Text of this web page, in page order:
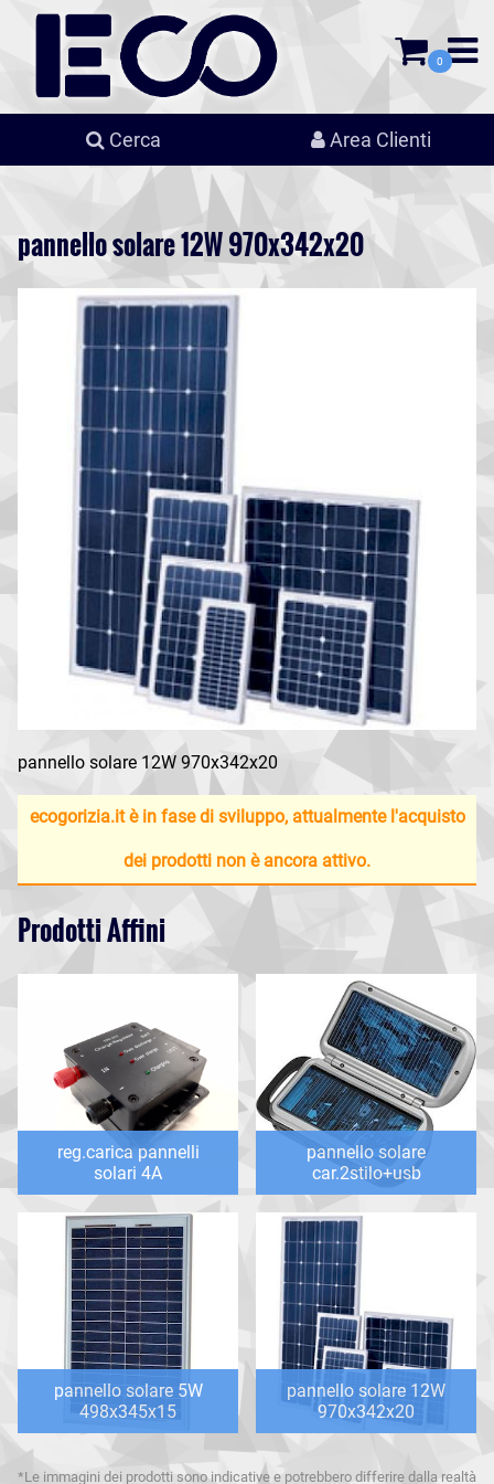
0
Cerca Area Clienti
pannello solare 12W 970x342x20
pannello solare 12W 970x342x20
ecogorizia.it è in fase di sviluppo, attualmente l'acquisto
dei prodotti non è ancora attivo.
Prodotti Affini
reg.carica pannelli
solari 4A
pannello solare
car.2stilo+usb
pannello solare 5W
498x345x15
pannello solare 12W
970x342x20
*Le immagini dei prodotti sono indicative e potrebbero differire dalla realtà